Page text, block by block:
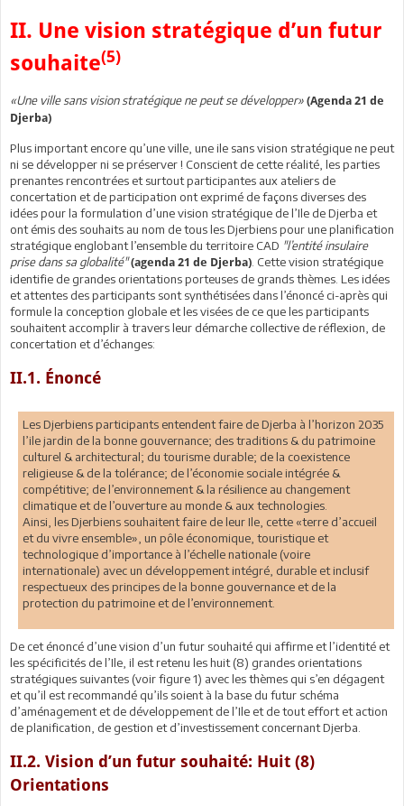
II. Une vision stratégique d’un futur
souhaite(5)
«Une ville sans vision stratégique ne peut se développer» (Agenda 21 de
Djerba)
Plus important encore qu’une ville, une ile sans vision stratégique ne peut
ni se développer ni se préserver ! Conscient de cette réalité, les parties
prenantes rencontrées et surtout participantes aux ateliers de
concertation et de participation ont exprimé de façons diverses des
idées pour la formulation d’une vision stratégique de l’Ile de Djerba et
ont émis des souhaits au nom de tous les Djerbiens pour une planification
stratégique englobant l’ensemble du territoire CAD "l’entité insulaire
prise dans sa globalité"(agenda 21 de Djerba) . Cette vision stratégique
identifie de grandes orientations porteuses de grands thèmes. Les idées
et attentes des participants sont synthétisées dans l’énoncé ci-après qui
formule la conception globale et les visées de ce que les participants
souhaitent accomplir à travers leur démarche collective de réflexion, de
concertation et d’échanges:
II.1. Énoncé
Les Djerbiens participants entendent faire de Djerba à l’horizon 2035
l’ile jardin de la bonne gouvernance; des traditions & du patrimoine
culturel & architectural; du tourisme durable; de la coexistence
religieuse & de la tolérance; de l’économie sociale intégrée &
compétitive; de l’environnement & la résilience au changement
climatique et de l’ouverture au monde & aux technologies.
Ainsi, les Djerbiens souhaitent faire de leur Ile, cette «terre d’accueil
et du vivre ensemble», un pôle économique, touristique et
technologique d’importance à l’échelle nationale (voire
internationale) avec un développement intégré, durable et inclusif
respectueux des principes de la bonne gouvernance et de la
protection du patrimoine et de l’environnement.
De cet énoncé d’une vision d’un futur souhaité qui affirme et l’identité et
les spécificités de l’Ile, il est retenu les huit (8) grandes orientations
stratégiques suivantes (voir figure 1) avec les thèmes qui s’en dégagent
et qu’il est recommandé qu’ils soient à la base du futur schéma
d’aménagement et de développement de l’Ile et de tout effort et action
de planification, de gestion et d’investissement concernant Djerba.
II.2. Vision d’un futur souhaité: Huit (8)
Orientations